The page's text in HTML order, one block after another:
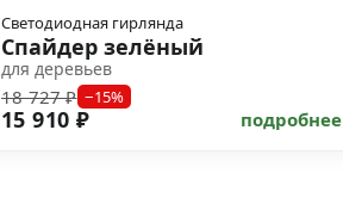
Светодиодная гирлянда
Спайдер зелёный
для деревьев
18 727 ₽ −15%
15 910 ₽ подробнее